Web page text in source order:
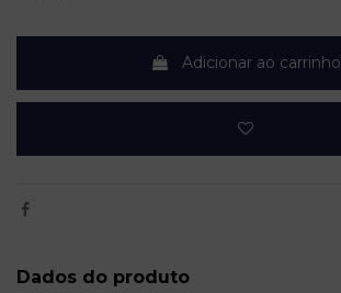
Adicionar ao carrinho
Dados do produto